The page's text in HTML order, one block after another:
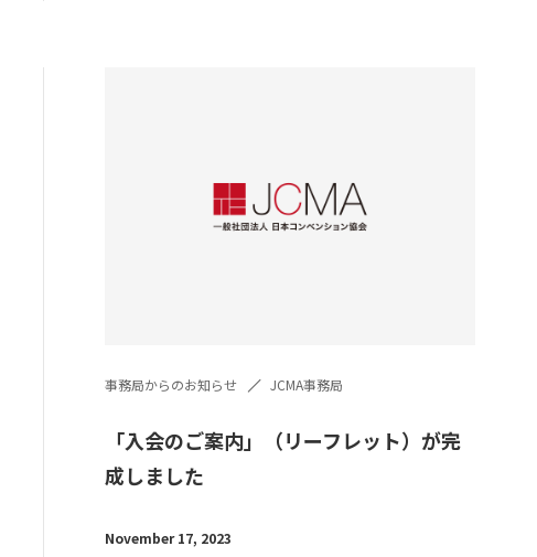
事務局からのお知らせ JCMA事務局
「入会のご案内」（リーフレット）が完
成しました
November 17, 2023